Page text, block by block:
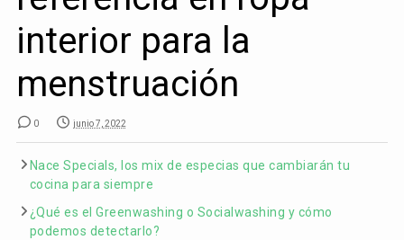
interior para la
menstruación
0 junio 7, 2022
Nace Specials, los mix de especias que cambiarán tu
cocina para siempre
¿Qué es el Greenwashing o Socialwashing y cómo
podemos detectarlo?